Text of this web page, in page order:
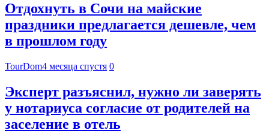
Отдохнуть в Сочи на майские
праздники предлагается дешевле, чем
в прошлом году
TourDom4 месяца спустя 0
Эксперт разъяснил, нужно ли заверять
у нотариуса согласие от родителей на
заселение в отель